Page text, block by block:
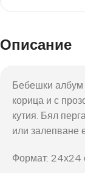
Описание
Бебешки албум
корица и с
кутия. Бял
или залепване
Формат: 24х24